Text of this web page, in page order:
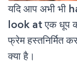
यदि आप अभी भी
look at एक धूप
फ्रेम
क्या है।